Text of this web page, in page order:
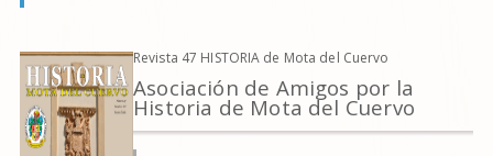
Revista 47 HISTORIA de Mota del Cuervo
Asociación de Amigos por la
Historia de Mota del Cuervo